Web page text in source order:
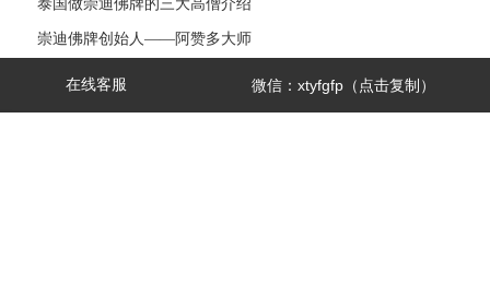
泰国做崇迪佛牌的三大高僧介绍
崇迪佛牌创始人——阿赞多大师
泰国佛牌科普 ｜ 龙婆see(Wat Sakae)——泰国四面神前三高僧
在线客服 微信：xtyfgfp（点击复制）